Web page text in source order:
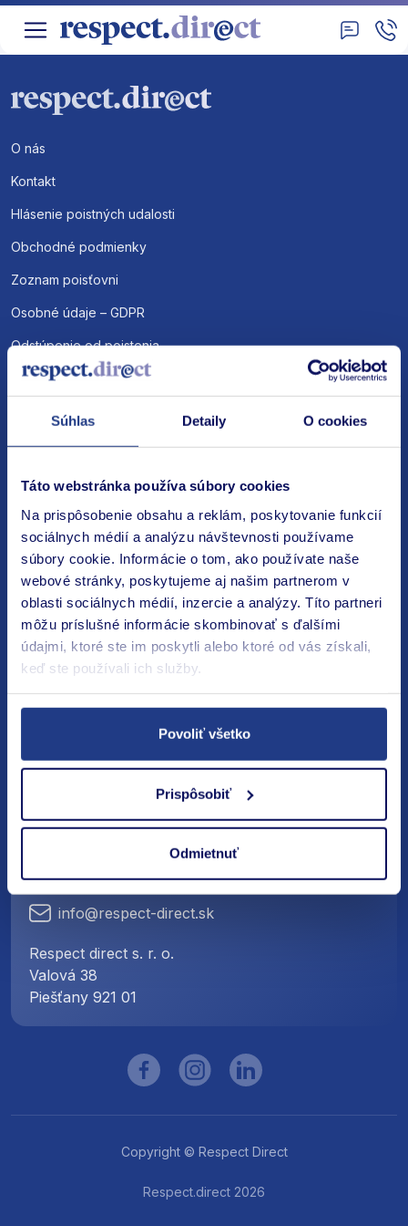
Súhlas Detaily O cookies
Táto webstránka používa súbory cookies
Na prispôsobenie obsahu a reklám, poskytovanie funkcií
sociálnych médií a analýzu návštevnosti používame
súbory cookie. Informácie o tom, ako používate naše
webové stránky, poskytujeme aj našim partnerom v
oblasti sociálnych médií, inzercie a analýzy. Títo partneri
môžu príslušné informácie skombinovať s ďalšími
údajmi, ktoré ste im poskytli alebo ktoré od vás získali,
keď ste používali ich služby.
Povoliť všetko
Prispôsobiť
Odmietnuť
O nás
Kontakt
Hlásenie poistných udalosti
Obchodné podmienky
Zoznam poisťovni
Osobné údaje – GDPR
Odstúpenie od poistenia
Reklamácie
Nastavenie Cookies
Kariéra
Blog
PZP
Havarijné poistenie
Cestovné poistenie
Poistenie nehnuteľnosti a domácnosti
Poistenie zodpovednosti
Produktové stránky
Kontaktujte nás
+421 950 105 037
info@respect-direct.sk
Respect direct s. r. o.
Valová 38
Piešťany 921 01
Copyright © Respect Direct
Respect.direct 2026